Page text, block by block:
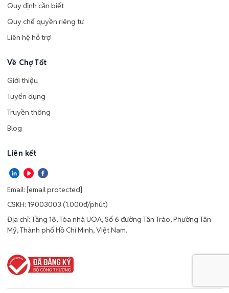
Quy định cần biết
Quy chế quyền riêng tư
Liên hệ hỗ trợ
Về Chợ Tốt
Giới thiệu
Tuyển dụng
Truyền thông
Blog
Liên kết
Email: [email protected]
CSKH: 19003003 (1.000đ/phút)
Địa chỉ: Tầng 18, Tòa nhà UOA, Số 6 đường Tân Trào, Phường Tân
Mỹ, Thành phố Hồ Chí Minh, Việt Nam.